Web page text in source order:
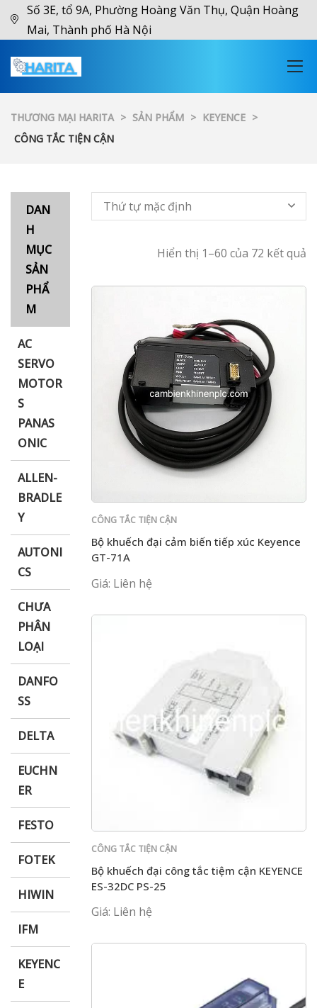
Số 3E, tổ 9A, Phường Hoàng Văn Thụ, Quận Hoàng
Mai, Thành phố Hà Nội
THƯƠNG MẠI HARITA > SẢN PHẨM > KEYENCE >
CÔNG TẮC TIỆN CẬN
DAN
H
MỤC
SẢN
PHẨ
M
AC
SERVO
MOTOR
S
PANAS
ONIC
ALLEN-
BRADLE
Y
AUTONI
CS
CHƯA
PHÂN
LOẠI
DANFO
SS
DELTA
EUCHN
ER
FESTO
FOTEK
HIWIN
IFM
KEYENC
E
Hiển thị 1–60 của 72 kết quả
Thứ tự mặc định
CÔNG TẮC TIỆN CẬN
Bộ khuếch đại cảm biến tiếp xúc Keyence
GT-71A
Giá: Liên hệ
CÔNG TẮC TIỆN CẬN
Bộ khuếch đại công tắc tiệm cận KEYENCE
ES-32DC PS-25
Giá: Liên hệ
XNK